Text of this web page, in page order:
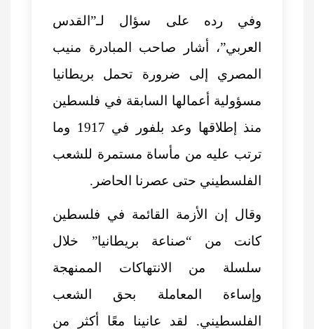
وفي رده على سؤال لـ”القدس
العربي”، أشار صاحب المبادرة منيب
المصري إلى ضرورة تحمل بريطانيا
مسؤولية أعمالها السابقة في فلسطين
منذ إطلاقها وعد بلفور في 1917 وما
ترتب عليه من مأساة مستمرة للشعب
الفلسطيني حتى عصرنا الحاضر.
وقال إن الأزمة القائمة في فلسطين
كانت من “صناعة بريطانيا” خلال
سلسلة من الانتهاكات الممنهجة
وإساءة المعاملة بحق الشعب
الفلسطيني. لقد عانينا معًا أكثر من